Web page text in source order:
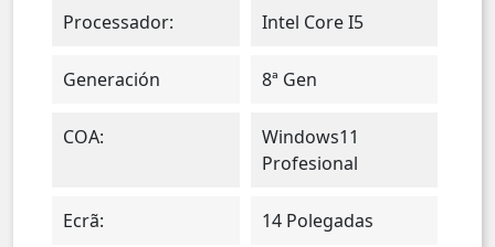
Processador:
Intel Core I5
Generación 8ª Gen
COA:
Windows11
Profesional
Ecrã: 14 Polegadas